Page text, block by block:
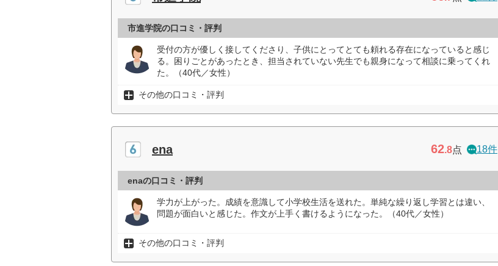
市進学院の口コミ・評判
受付の方が優しく接してくださり、子供にとってとても頼れる存在になっていると感じ
る。困りごとがあったとき、担当されていない先生でも親身になって相談に乗ってくれ
た。（40代／女性）
その他の口コミ・評判
ena 62.8点 18件
enaの口コミ・評判
学力が上がった。成績を意識して小学校生活を送れた。単純な繰り返し学習とは違い、
問題が面白いと感じた。作文が上手く書けるようになった。（40代／女性）
その他の口コミ・評判